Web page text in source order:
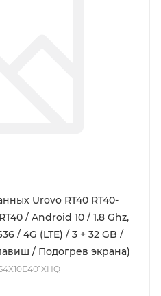
Urovo RT40 RT40-
/ Android 10 / 1.8 Ghz,
/ 4G (LTE) / 3 + 32 GB /
/ Подогрев экрана)